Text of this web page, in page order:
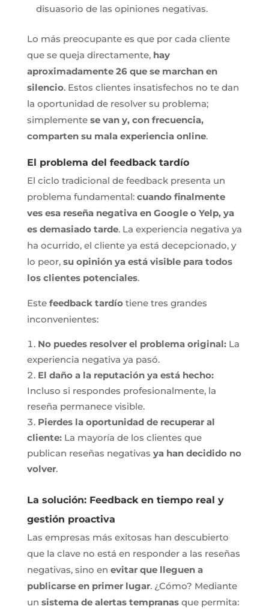
disuasorio de las opiniones negativas.
Lo más preocupante es que por cada cliente
que se queja directamente, hay
aproximadamente 26 que se marchan en
silencio. Estos clientes insatisfechos no te dan
la oportunidad de resolver su problema;
simplemente se van y, con frecuencia,
comparten su mala experiencia online.
El problema del feedback tardío
El ciclo tradicional de feedback presenta un
problema fundamental: cuando finalmente
ves esa reseña negativa en Google o Yelp, ya
es demasiado tarde. La experiencia negativa ya
ha ocurrido, el cliente ya está decepcionado, y
lo peor, su opinión ya está visible para todos
los clientes potenciales.
Este feedback tardíotiene tres grandes
inconvenientes:
No puedes resolver el problema original:La
experiencia negativa ya pasó.
El daño a la reputación ya está hecho:
Incluso si respondes profesionalmente, la
reseña permanece visible.
Pierdes la oportunidad de recuperar al
cliente:La mayoría de los clientes que
publican reseñas negativas ya han decidido no
volver.
La solución: Feedback en tiempo real y
gestión proactiva
Las empresas más exitosas han descubierto
que la clave no está en responder a las reseñas
negativas, sino en evitar que lleguen a
publicarse en primer lugar. ¿Cómo? Mediante
un sistema de alertas tempranasque permita: